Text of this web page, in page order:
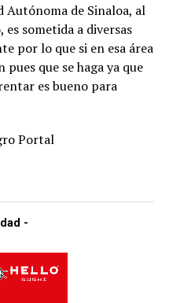
Autónoma de Sinaloa, al
sometida a diversas
por lo que si en esa área
que se haga ya que
es bueno para
Portal
-